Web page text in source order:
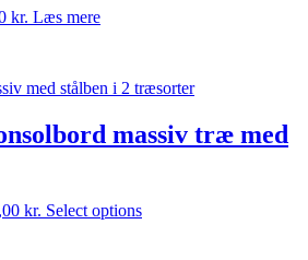
kr..
kr. Den
800,00 kr..
Læs mere
massiv træ med
kr. Den
Select options